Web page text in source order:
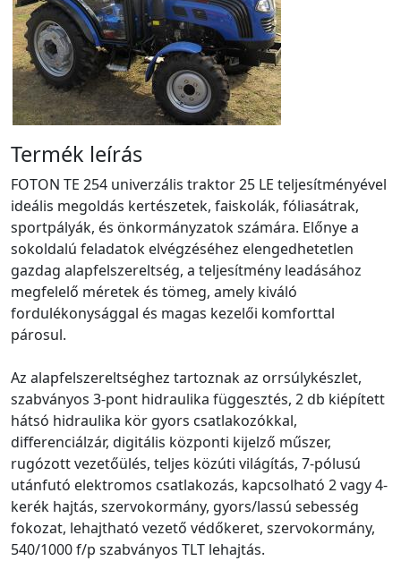
Termék leírás
FOTON TE 254 univerzális traktor 25 LE teljesítményével
ideális megoldás kertészetek, faiskolák, fóliasátrak,
sportpályák, és önkormányzatok számára. Előnye a
sokoldalú feladatok elvégzéséhez elengedhetetlen
gazdag alapfelszereltség, a teljesítmény leadásához
megfelelő méretek és tömeg, amely kiváló
fordulékonysággal és magas kezelői komforttal
párosul.
Az alapfelszereltséghez tartoznak az orrsúlykészlet,
szabványos 3-pont hidraulika függesztés, 2 db kiépített
hátsó hidraulika kör gyors csatlakozókkal,
differenciálzár, digitális központi kijelző műszer,
rugózott vezetőülés, teljes közúti világítás, 7-pólusú
utánfutó elektromos csatlakozás, kapcsolható 2 vagy 4-
kerék hajtás, szervokormány, gyors/lassú sebesség
fokozat, lehajtható vezető védőkeret, szervokormány,
540/1000 f/p szabványos TLT lehajtás.